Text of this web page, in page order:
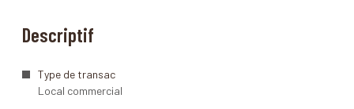
Descriptif
Type de transac
Local commercial